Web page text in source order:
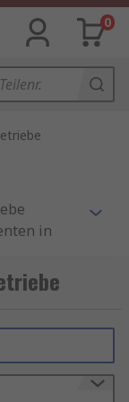
0
in